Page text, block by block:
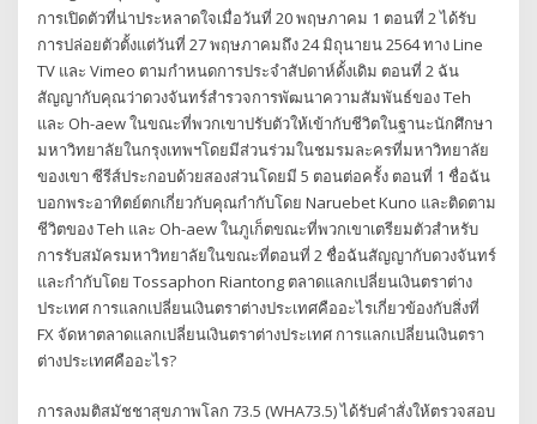
การเปิดตัวที่น่าประหลาดใจเมื่อวันที่ 20 พฤษภาคม 1 ตอนที่ 2 ได้รับ
การปล่อยตัวตั้งแต่วันที่ 27 พฤษภาคมถึง 24 มิถุนายน 2564 ทาง Line
TV และ Vimeo ตามกำหนดการประจำสัปดาห์ดั้งเดิม ตอนที่ 2 ฉัน
สัญญากับคุณว่าดวงจันทร์สำรวจการพัฒนาความสัมพันธ์ของ Teh
และ Oh-aew ในขณะที่พวกเขาปรับตัวให้เข้ากับชีวิตในฐานะนักศึกษา
มหาวิทยาลัยในกรุงเทพฯโดยมีส่วนร่วมในชมรมละครที่มหาวิทยาลัย
ของเขา ซีรีส์ประกอบด้วยสองส่วนโดยมี 5 ตอนต่อครั้ง ตอนที่ 1 ชื่อฉัน
บอกพระอาทิตย์ตกเกี่ยวกับคุณกำกับโดย Naruebet Kuno และติดตาม
ชีวิตของ Teh และ Oh-aew ในภูเก็ตขณะที่พวกเขาเตรียมตัวสำหรับ
การรับสมัครมหาวิทยาลัยในขณะที่ตอนที่ 2 ชื่อฉันสัญญากับดวงจันทร์
และกำกับโดย Tossaphon Riantong ตลาดแลกเปลี่ยนเงินตราต่าง
ประเทศ การแลกเปลี่ยนเงินตราต่างประเทศคืออะไรเกี่ยวข้องกับสิ่งที่
FX จัดหาตลาดแลกเปลี่ยนเงินตราต่างประเทศ การแลกเปลี่ยนเงินตรา
ต่างประเทศคืออะไร?
การลงมติสมัชชาสุขภาพโลก 73.5 (WHA73.5) ได้รับคำสั่งให้ตรวจสอบ